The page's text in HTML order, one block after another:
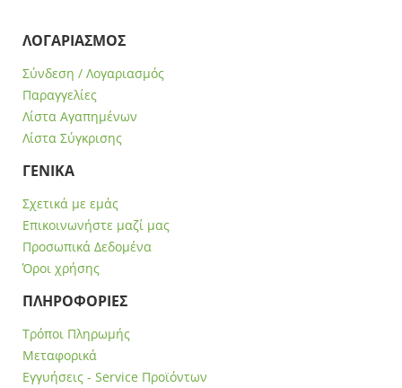
ΛΟΓΑΡΙΑΣΜΟΣ
Σύνδεση / Λογαριασμός
Παραγγελίες
Λίστα Αγαπημένων
Λίστα Σύγκρισης
ΓΕΝΙΚΑ
Σχετικά με εμάς
Επικοινωνήστε μαζί μας
Προσωπικά Δεδομένα
Όροι χρήσης
ΠΛΗΡΟΦΟΡΙΕΣ
Τρόποι Πληρωμής
Μεταφορικά
Εγγυήσεις - Service Προϊόντων